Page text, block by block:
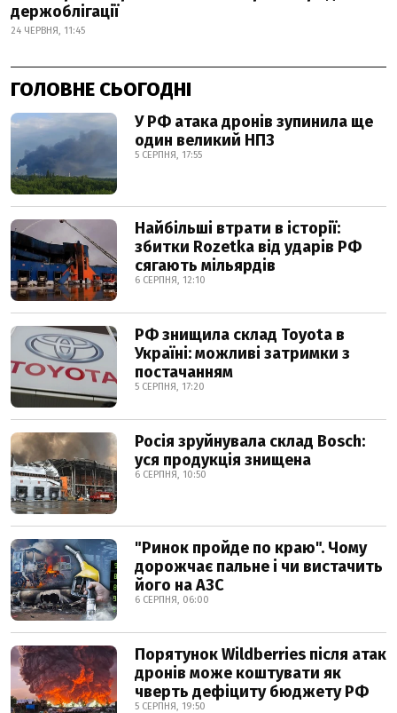
держоблігації
24 ЧЕРВНЯ, 11:45
ГОЛОВНЕ СЬОГОДНІ
У РФ атака дронів зупинила ще
один великий НПЗ
5 СЕРПНЯ, 17:55
Найбільші втрати в історії:
збитки Rozetka від ударів РФ
сягають мільярдів
6 СЕРПНЯ, 12:10
РФ знищила склад Toyota в
Україні: можливі затримки з
постачанням
5 СЕРПНЯ, 17:20
Росія зруйнувала склад Bosch:
уся продукція знищена
6 СЕРПНЯ, 10:50
"Ринок пройде по краю". Чому
дорожчає пальне і чи вистачить
його на АЗС
6 СЕРПНЯ, 06:00
Порятунок Wildberries після атак
дронів може коштувати як
чверть дефіциту бюджету РФ
5 СЕРПНЯ, 19:50